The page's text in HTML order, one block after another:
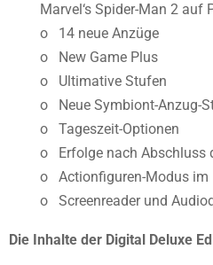
Marvel‘s Spider-Man 2 auf
o 14 neue Anzüge
o New Game Plus
o Ultimative Stufen
o Neue Symbiont-Anzug-
o Tageszeit-Optionen
o Erfolge nach Abschluss
o Actionfiguren-Modus im
o Screenreader und
Die Inhalte der Digital Deluxe